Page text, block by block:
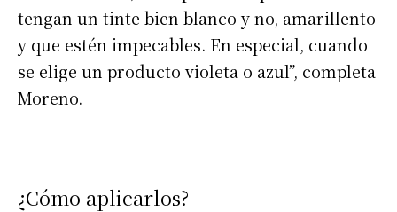
tengan un tinte bien blanco y no, amarillento
y que estén impecables. En especial, cuando
se elige un producto violeta o azul”, completa
Moreno.
¿Cómo aplicarlos?